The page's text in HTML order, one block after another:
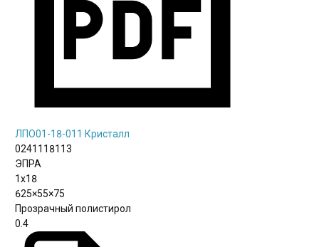
ЛПО01-18-011 Кристалл
0241118113
ЭПРА
1х18
625×55×75
Прозрачный полистирол
0.4